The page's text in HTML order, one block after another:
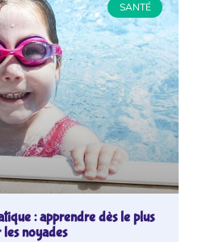
SANTÉ
: apprendre dès le plus
noyades